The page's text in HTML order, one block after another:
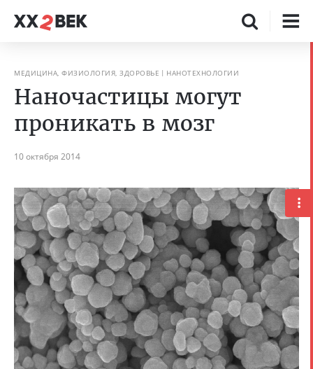
МЕДИЦИНА, ФИЗИОЛОГИЯ, ЗДОРОВЬЕ НАНОТЕХНОЛОГИИ
Наночастицы могут
проникать в мозг
10 октября 2014